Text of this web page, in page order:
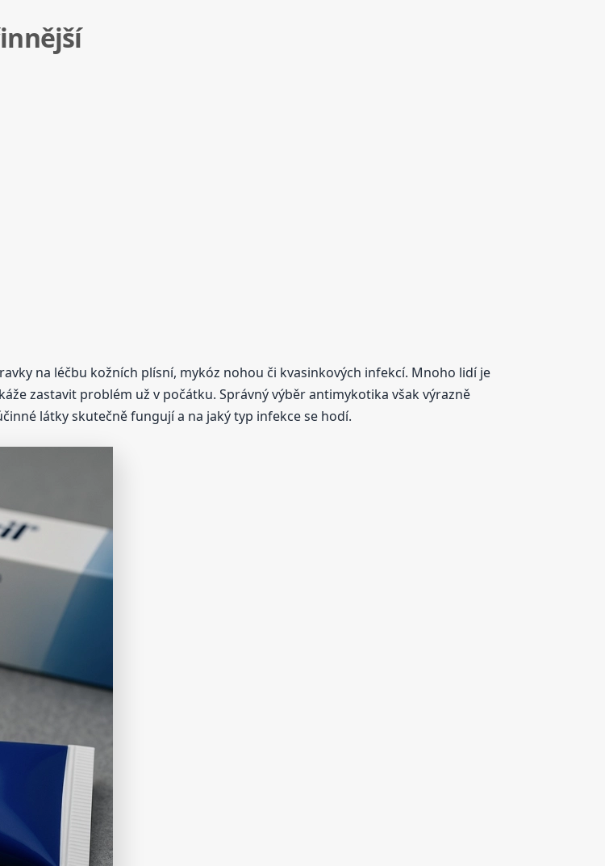
na léčbu kožních plísní, mykóz nohou či kvasinkových infekcí. Mnoho lidí je
zastavit problém už v počátku. Správný výběr antimykotika však výrazně
látky skutečně fungují a na jaký typ infekce se hodí.